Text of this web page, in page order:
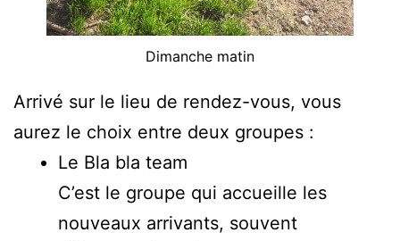
Dimanche matin
Arrivé sur le lieu de rendez-vous, vous
aurez le choix entre deux groupes :
Le Bla bla team
C’est le groupe qui accueille les
nouveaux arrivants, souvent